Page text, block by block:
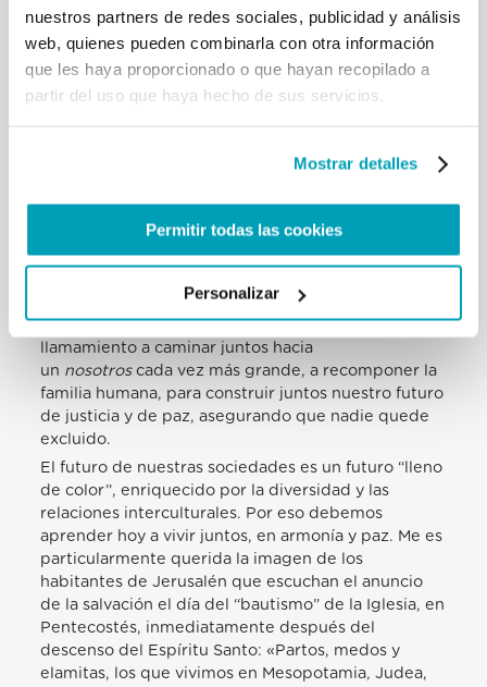
nuestros partners de redes sociales, publicidad y análisis
web, quienes pueden combinarla con otra información
que les haya proporcionado o que hayan recopilado a
partir del uso que haya hecho de sus servicios.
Mostrar detalles
Permitir todas las cookies
Personalizar
contemporáneos constituyen una nueva “frontera”
misionera, una ocasión privilegiada para anunciar a
Jesucristo y su Evangelio sin moverse del propio
ambiente, de dar un testimonio concreto de la fe
cristiana en la caridad y en el profundo respeto por
migrantes y refugiados de otras confesiones y
un diálogo ecuménico e interreligioso sincero y
enriquecedor» (Discurso a los Responsables
septiembre de 2017).
Un mundo cada vez más inclusivo
A todos los hombres y mujeres del mundo dirijo mi
llamamiento a caminar juntos hacia
un nosotroscada vez más grande, a recomponer la
familia humana, para construir juntos nuestro futuro
de justicia y de paz, asegurando que nadie quede
excluido.
El futuro de nuestras sociedades es un futuro “lleno
de color”, enriquecido por la diversidad y las
relaciones interculturales. Por eso debemos
aprender hoy a vivir juntos, en armonía y paz. Me es
particularmente querida la imagen de los
habitantes de Jerusalén que escuchan el anuncio
de la salvación el día del “bautismo” de la Iglesia, en
Pentecostés, inmediatamente después del
descenso del Espíritu Santo: «Partos, medos y
elamitas, los que vivimos en Mesopotamia, Judea,